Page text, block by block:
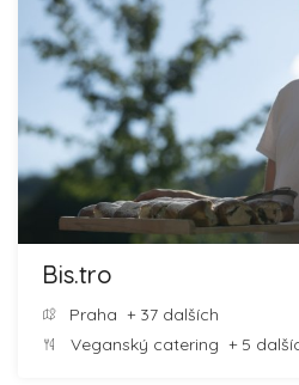
Bis.tro
Praha + 37 dalších
Veganský catering + 5